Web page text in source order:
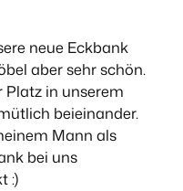
neue Eckbank
aber sehr schön.
in unserem
beieinander.
Mann als
bei uns
:)